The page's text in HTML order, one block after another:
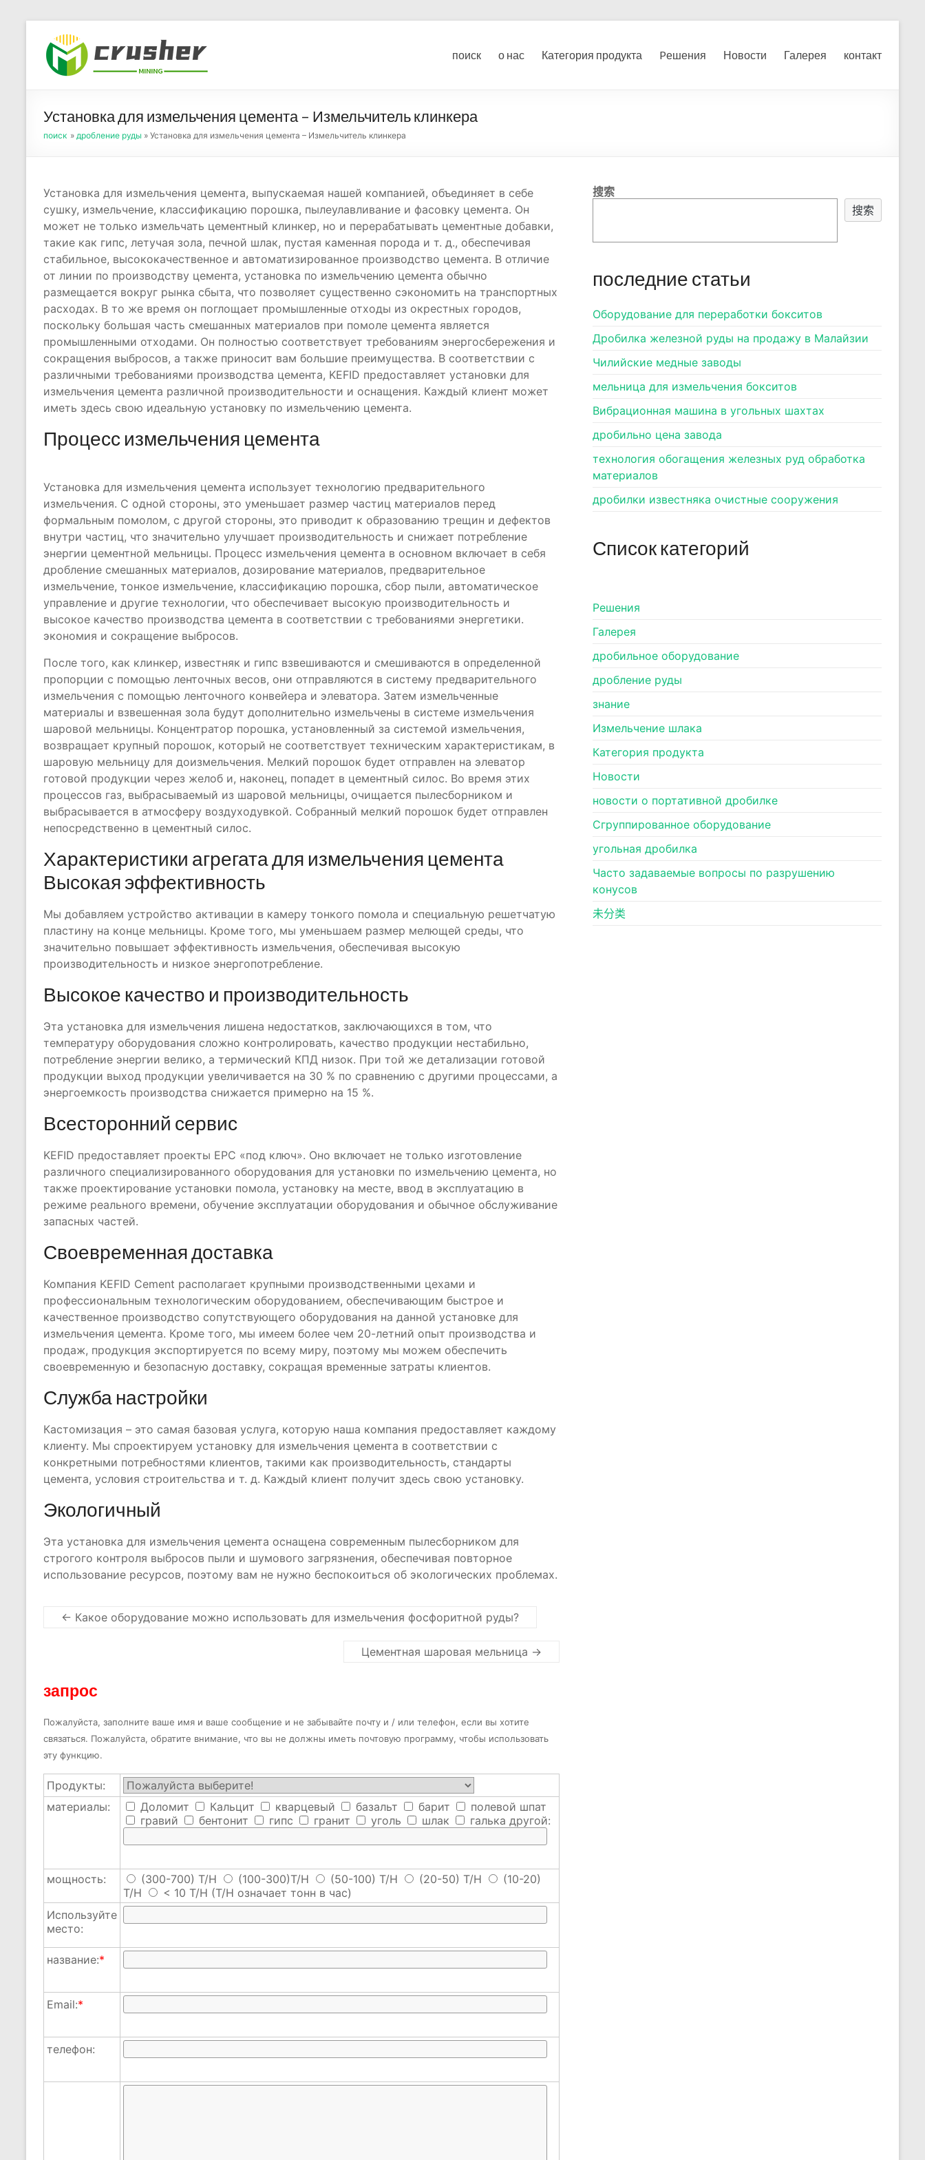
content
Оборудование для дробления угля, измельчения печного
поиск о нас Категория продукта Pешения Новости Галерея контакт
Установка для измельчения цемента – Измельчитель клинкера
поиск » дробление руды » Установка для измельчения цемента – Измельчитель клинкера
Установка для измельчения цемента, выпускаемая нашей компанией, объединяет в себе
сушку, измельчение, классификацию порошка, пылеулавливание и фасовку цемента. Он
может не только измельчать цементный клинкер, но и перерабатывать цементные добавки,
такие как гипс, летучая зола, печной шлак, пустая каменная порода и т. д., обеспечивая
стабильное, высококачественное и автоматизированное производство цемента. В отличие
от линии по производству цемента, установка по измельчению цемента обычно
размещается вокруг рынка сбыта, что позволяет существенно сэкономить на транспортных
расходах. В то же время он поглощает промышленные отходы из окрестных городов,
поскольку большая часть смешанных материалов при помоле цемента является
промышленными отходами. Он полностью соответствует требованиям энергосбережения и
сокращения выбросов, а также приносит вам большие преимущества. В соответствии с
различными требованиями производства цемента, KEFID предоставляет установки для
измельчения цемента различной производительности и оснащения. Каждый клиент может
иметь здесь свою идеальную установку по измельчению цемента.
Процесс измельчения цемента
Установка для измельчения цемента использует технологию предварительного
измельчения. С одной стороны, это уменьшает размер частиц материалов перед
формальным помолом, с другой стороны, это приводит к образованию трещин и дефектов
внутри частиц, что значительно улучшает производительность и снижает потребление
энергии цементной мельницы. Процесс измельчения цемента в основном включает в себя
дробление смешанных материалов, дозирование материалов, предварительное
измельчение, тонкое измельчение, классификацию порошка, сбор пыли, автоматическое
управление и другие технологии, что обеспечивает высокую производительность и
высокое качество производства цемента в соответствии с требованиями энергетики.
экономия и сокращение выбросов.
После того, как клинкер, известняк и гипс взвешиваются и смешиваются в определенной
пропорции с помощью ленточных весов, они отправляются в систему предварительного
измельчения с помощью ленточного конвейера и элеватора. Затем измельченные
материалы и взвешенная зола будут дополнительно измельчены в системе измельчения
шаровой мельницы. Концентратор порошка, установленный за системой измельчения,
возвращает крупный порошок, который не соответствует техническим характеристикам, в
шаровую мельницу для доизмельчения. Мелкий порошок будет отправлен на элеватор
готовой продукции через желоб и, наконец, попадет в цементный силос. Во время этих
процессов газ, выбрасываемый из шаровой мельницы, очищается пылесборником и
выбрасывается в атмосферу воздуходувкой. Собранный мелкий порошок будет отправлен
непосредственно в цементный силос.
Характеристики агрегата для измельчения цемента
Высокая эффективность
Мы добавляем устройство активации в камеру тонкого помола и специальную решетчатую
пластину на конце мельницы. Кроме того, мы уменьшаем размер мелющей среды, что
значительно повышает эффективность измельчения, обеспечивая высокую
производительность и низкое энергопотребление.
Высокое качество и производительность
Эта установка для измельчения лишена недостатков, заключающихся в том, что
температуру оборудования сложно контролировать, качество продукции нестабильно,
потребление энергии велико, а термический КПД низок. При той же детализации готовой
продукции выход продукции увеличивается на 30 % по сравнению с другими процессами, а
энергоемкость производства снижается примерно на 15 %.
Всесторонний сервис
KEFID предоставляет проекты EPC «под ключ». Оно включает не только изготовление
различного специализированного оборудования для установки по измельчению цемента, но
также проектирование установки помола, установку на месте, ввод в эксплуатацию в
режиме реального времени, обучение эксплуатации оборудования и обычное обслуживание
запасных частей.
Своевременная доставка
Компания KEFID Cement располагает крупными производственными цехами и
профессиональным технологическим оборудованием, обеспечивающим быстрое и
качественное производство сопутствующего оборудования на данной установке для
измельчения цемента. Кроме того, мы имеем более чем 20-летний опыт производства и
продаж, продукция экспортируется по всему миру, поэтому мы можем обеспечить
своевременную и безопасную доставку, сокращая временные затраты клиентов.
Служба настройки
Кастомизация – это самая базовая услуга, которую наша компания предоставляет каждому
клиенту. Мы спроектируем установку для измельчения цемента в соответствии с
конкретными потребностями клиентов, такими как производительность, стандарты
цемента, условия строительства и т. д. Каждый клиент получит здесь свою установку.
Экологичный
Эта установка для измельчения цемента оснащена современным пылесборником для
строгого контроля выбросов пыли и шумового загрязнения, обеспечивая повторное
использование ресурсов, поэтому вам не нужно беспокоиться об экологических проблемах.
← Какое оборудование можно использовать для измельчения фосфоритной руды?
Цементная шаровая мельница →
запрос
Пожалуйста, заполните ваше имя и ваше сообщение и не забывайте почту и / или телефон, если вы хотите
связаться. Пожалуйста, обратите внимание, что вы не должны иметь почтовую программу, чтобы использовать
эту функцию.
Продукты:
материалы:
Доломит Кальцит кварцевый базальт барит
полевой шпат
гравий
бентонит гипс гранит уголь шлак галька другой:
мощность: (300-700) T/H (100-300)T/H (50-100) T/H (20-50) T/H
(10-20)
T/H
< 10 T/H (T/H означает тонн в час)
Используйте
место:
название:*
Email:*
телефон:
搜索
搜索
последние статьи
Оборудование для переработки бокситов
Дробилка железной руды на продажу в Малайзии
Чилийские медные заводы
мельница для измельчения бокситов
Вибрационная машина в угольных шахтах
дробильно цена завода
технология обогащения железных руд обработка
материалов
дробилки известняка очистные сооружения
Список категорий
Pешения
Галерея
дробильное оборудование
дробление руды
знание
Измельчение шлака
Категория продукта
Новости
новости о портативной дробилке
Сгруппированное оборудование
угольная дробилка
Часто задаваемые вопросы по разрушению
конусов
未分类